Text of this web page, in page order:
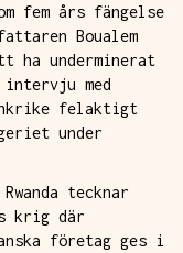
fem års fängelse
Boualem
ha underminerat
med
felaktigt
under
tecknar
krig där
företag ges i